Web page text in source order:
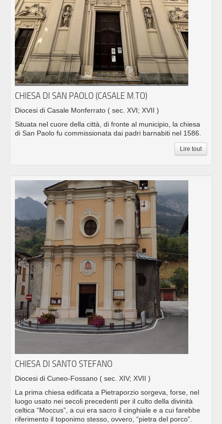
CHIESA DI SAN PAOLO (CASALE M.TO)
Diocesi di Casale Monferrato ( sec. XVI; XVII )
Situata nel cuore della città, di fronte al municipio, la chiesa
di San Paolo fu commissionata dai padri barnabiti nel 1586.
Lire tout
CHIESA DI SANTO STEFANO
Diocesi di Cuneo-Fossano ( sec. XIV; XVII )
La prima chiesa edificata a Pietraporzio sorgeva, forse, nel
luogo usato nei secoli precedenti per il culto della divinità
celtica “Moccus”, a cui era sacro il cinghiale e a cui farebbe
riferimento il toponimo stesso, ovvero, “pietra del porco”.